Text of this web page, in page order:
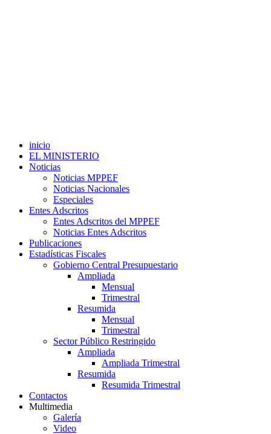
inicio
EL MINISTERIO
Noticias
Noticias MPPEF
Noticias Nacionales
Especiales
Entes Adscritos
Entes Adscritos del MPPEF
Noticias Entes Adscritos
Publicaciones
Estadísticas Fiscales
Gobierno Central Presupuestario
Ampliada
Mensual
Trimestral
Resumida
Mensual
Trimestral
Sector Público Restringido
Ampliada
Ampliada Trimestral
Resumida
Resumida Trimestral
Contactos
Multimedia
Galería
Video